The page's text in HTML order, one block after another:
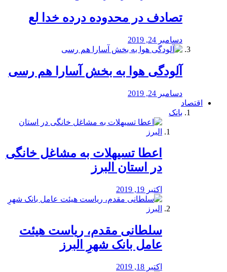
تصادف در محدوده درده خدا لع
دسامبر 24, 2019
آلودگی هوا به بخش آسارا هم رسی
دسامبر 24, 2019
اقتصاد
بانک
️اعطا تسیهلات به مشاغل خانگی
در استان البرز
اکتبر 19, 2019
سلطانی مقدم، ریاست هیئت
عامل بانک شهرِ البرز
اکتبر 18, 2019